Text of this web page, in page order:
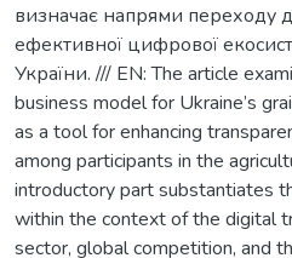
визначає напрями переходу
ефективної цифрової
України. /// EN: The article
business model for Ukraine’s
as a tool for enhancing
among participants in the
introductory part substantiates
within the context of the digital
sector, global competition, and